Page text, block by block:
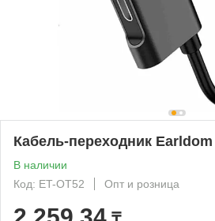
Кабель-переходник Earldom
В наличии
Код: ET-OT52
Опт и розница